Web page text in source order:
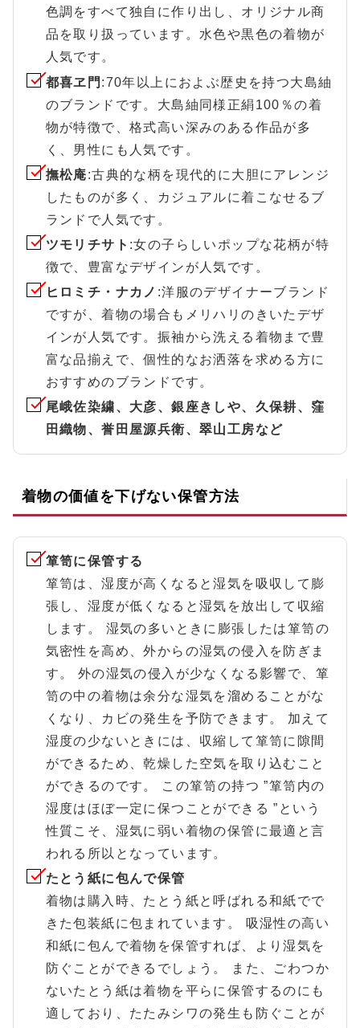
色調をすべて独自に作り出し、オリジナル商
品を取り扱っています。水色や黒色の着物が
人気です。
都喜ヱ門 :70年以上におよぶ歴史を持つ大島紬
のブランドです。大島紬同様正絹100％の着
物が特徴で、格式高い深みのある作品が多
く、男性にも人気です。
撫松庵:古典的な柄を現代的に大胆にアレンジ
したものが多く、カジュアルに着こなせるブ
ランドで人気です。
ツモリチサト :女の子らしいポップな花柄が特
徴で、豊富なデザインが人気です。
ヒロミチ・ナカノ :洋服のデザイナーブランド
ですが、着物の場合もメリハリのきいたデザ
インが人気です。振袖から洗える着物まで豊
富な品揃えで、個性的なお洒落を求める方に
おすすめのブランドです。
尾峨佐染繍、大彦、銀座きしや、久保耕、窪
田織物、誉田屋源兵衛、翠山工房など
着物の価値を下げない保管方法
箪笥に保管する
箪笥は、湿度が高くなると湿気を吸収して膨
張し、湿度が低くなると湿気を放出して収縮
します。 湿気の多いときに膨張したは箪笥の
気密性を高め、外からの湿気の侵入を防ぎま
す。 外の湿気の侵入が少なくなる影響で、箪
笥の中の着物は余分な湿気を溜めることがな
くなり、カビの発生を予防できます。 加えて
湿度の少ないときには、収縮して箪笥に隙間
ができるため、乾燥した空気を取り込むこと
ができるのです。 この箪笥の持つ ”箪笥内の
湿度はほぼ一定に保つことができる ”という
性質こそ、湿気に弱い着物の保管に最適と言
われる所以となっています。
たとう紙に包んで保管
着物は購入時、たとう紙と呼ばれる和紙でで
きた包装紙に包まれています。 吸湿性の高い
和紙に包んで着物を保管すれば、より湿気を
防ぐことができるでしょう。 また、ごわつか
ないたとう紙は着物を平らに保管するのにも
適しており、たたみシワの発生も防ぐことが